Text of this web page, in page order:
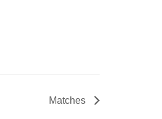
Matches